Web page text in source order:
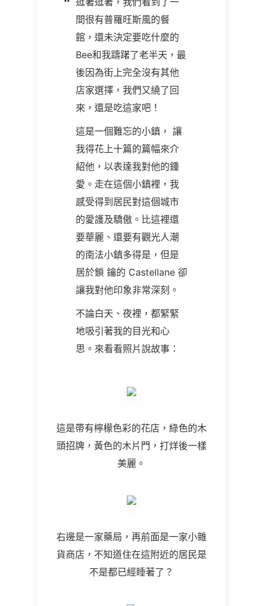
間很有普羅旺斯風的餐
館，還未決定要吃什麼的
Bee和我躊躇了老半天，最
後因為街上完全沒有其他
店家選擇，我們又繞了回
來，還是吃這家吧！
這是一個難忘的小鎮， 讓
我得花上十篇的篇幅來介
紹他，以表達我對他的鍾
愛。走在這個小鎮裡，我
感受得到居民對這個城市
的愛護及驕傲。比這裡還
要華麗、還要有觀光人潮
的南法小鎮多得是，但是
居於鎖 鑰的 Castellane 卻
讓我對他印象非常深刻。
不論白天、夜裡，都緊緊
地吸引著我的目光和心
思。來看看照片說故事：
這是帶有檸檬色彩的花店，綠色的木
頭招牌，黃色的木片門，打烊後一樣
美麗。
右邊是一家藥局，再前面是一家小雜
貨商店，不知道住在這附近的居民是
不是都已經睡著了？